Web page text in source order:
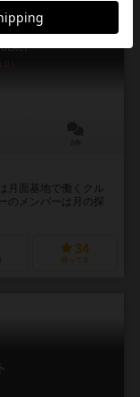
月面基地で働くクル
のメンバーは月の探
34
持ってる